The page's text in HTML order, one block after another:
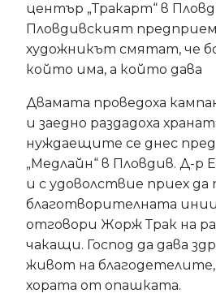
център „Тракарт“ в
Пловдивският
художникът смятат, че
който има, а който дава
Двамата проведоха
и заедно раздадоха
нуждаещите се днес
„Медлайн“ в Пловдив. Д-р
и с удоволствие приех да
благотворителната
отговори Жорж Трак на
чакащи. Господ да дава
живот на благодетелите,
хората от опашката.